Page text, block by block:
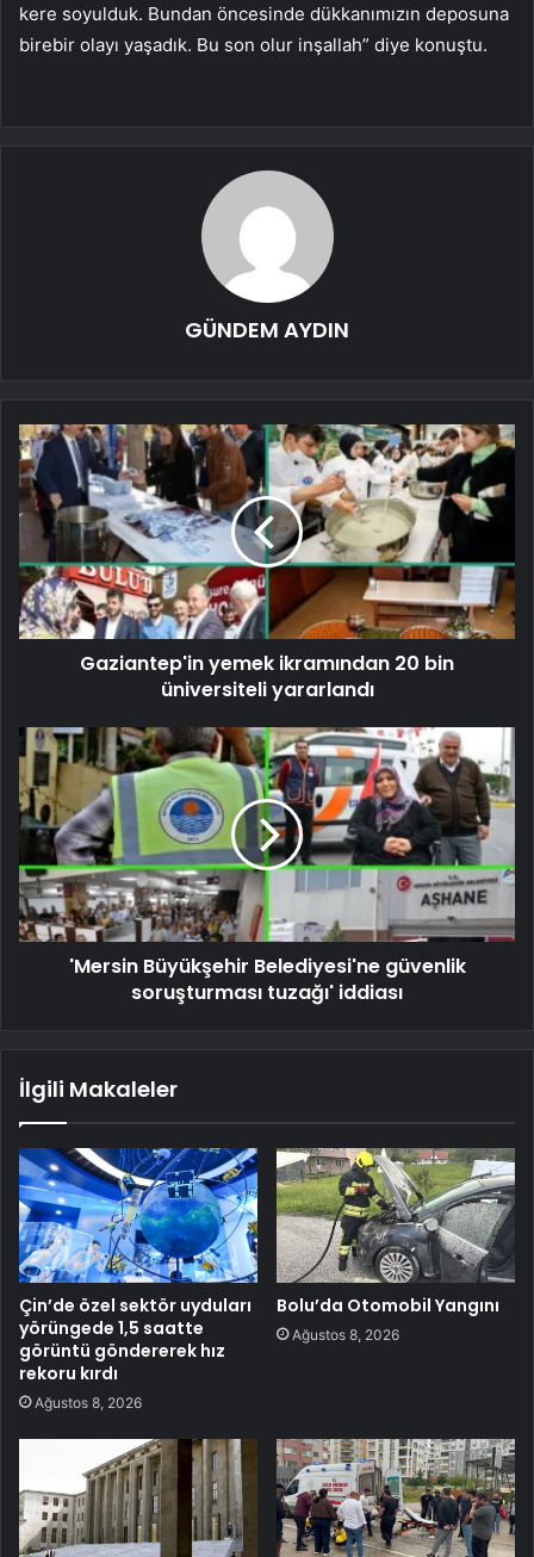
kere soyulduk. Bundan öncesinde dükkanımızın deposuna
birebir olayı yaşadık. Bu son olur inşallah” diye konuştu.
GÜNDEM AYDIN
Gaziantep'in yemek ikramından 20 bin
üniversiteli yararlandı
'Mersin Büyükşehir Belediyesi'ne güvenlik
soruşturması tuzağı' iddiası
İlgili Makaleler
Çin’de özel sektör uyduları
yörüngede 1,5 saatte
görüntü göndererek hız
rekoru kırdı
Ağustos 8, 2026
Bolu’da Otomobil Yangını
Ağustos 8, 2026